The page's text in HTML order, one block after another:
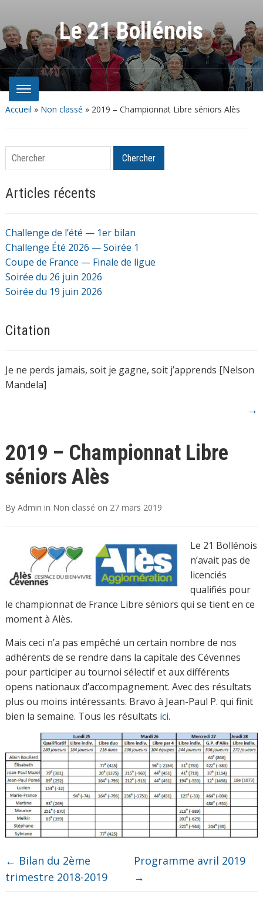
Le 21 Bollénois
Accueil » Non classé » 2019 – Championnat Libre séniors Alès
Chercher Chercher
Articles récents
Challenge de l’été — 1er bilan
Challenge Été 2026 — Soirée 1
Coupe de France — Finale de ligue
Soirée du 26 juin 2026
Soirée du 19 juin 2026
Citation
Je ne perds jamais, soit je gagne, soit j’apprends [Nelson
Mandela]
→
2019 – Championnat Libre
séniors Alès
By Admin in Non classé on 27 mars 2019
Le 21 Bollénois
n’avait pas de
licenciés
qualifiés pour
le championnat de France Libre séniors qui se tient en ce
moment à Alès.
Mais ceci n’a pas empêché un certain nombre de nos
adhérents de se rendre dans la capitale des Cévennes
pour participer au tournoi sélectif et aux différents
opens nationaux d’accompagnement. Avec des résultats
plus ou moins intéressants. Bravo à Jean-Paul P. qui finit
bien la semaine. Tous les résultats ici.
← Bilan du 2ème
trimestre 2018-2019
Programme avril 2019
→